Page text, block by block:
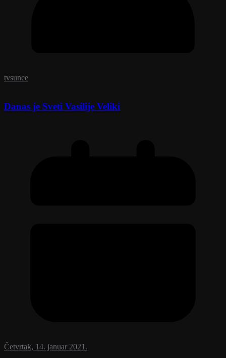
tvsunce
Danas je Sveti Vasilije Veliki
Četvrtak, 14. januar 2021.